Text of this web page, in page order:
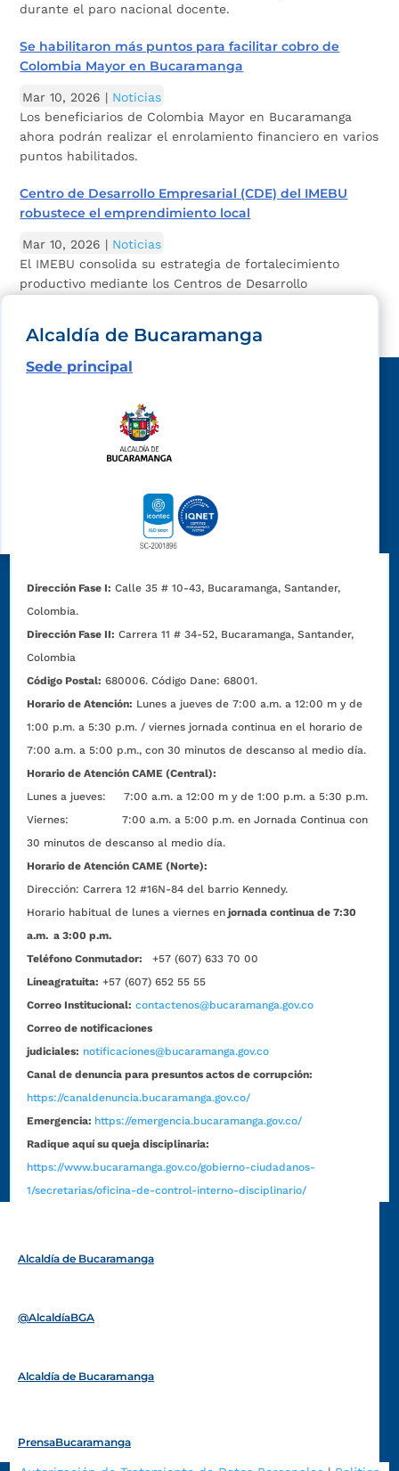
durante el paro nacional docente.
Se habilitaron más puntos para facilitar cobro de
Colombia Mayor en Bucaramanga
Mar 10, 2026 | Noticias
Los beneficiarios de Colombia Mayor en Bucaramanga
ahora podrán realizar el enrolamiento financiero en varios
puntos habilitados.
Centro de Desarrollo Empresarial (CDE) del IMEBU
robustece el emprendimiento local
Mar 10, 2026 | Noticias
El IMEBU consolida su estrategia de fortalecimiento
productivo mediante los Centros de Desarrollo
Alcaldía de Bucaramanga
Sede principal
Dirección Fase I: Calle 35 # 10-43, Bucaramanga, Santander,
Colombia.
Dirección Fase II: Carrera 11 # 34-52, Bucaramanga, Santander,
Colombia
Código Postal: 680006. Código Dane: 68001.
Horario de Atención: Lunes a jueves de 7:00 a.m. a 12:00 m y de
1:00 p.m. a 5:30 p.m. / viernes jornada continua en el horario de
7:00 a.m. a 5:00 p.m., con 30 minutos de descanso al medio día.
Horario de Atención CAME (Central):
Lunes a jueves: 7:00 a.m. a 12:00 m y de 1:00 p.m. a 5:30 p.m.
Viernes: 7:00 a.m. a 5:00 p.m. en Jornada Continua con
30 minutos de descanso al medio día.
Horario de Atención CAME (Norte):
Dirección:Carrera 12 #16N-84 del barrio Kennedy.
Horario habitual de lunes a viernes en jornada continua de 7:30
a.m. a 3:00 p.m.
Teléfono Conmutador:
+57 (607) 633 70 00
Líneagratuita: +57 (607) 652 55 55
Correo Institucional: contactenos@bucaramanga.gov.co
Correo de notificaciones
judiciales: notificaciones@bucaramanga.gov.co
Canal de denuncia para presuntos actos de corrupción:
https://canaldenuncia.bucaramanga.gov.co/
Emergencia: https://emergencia.bucaramanga.gov.co/
Radique aquí su queja disciplinaria:
https://www.bucaramanga.gov.co/gobierno-ciudadanos-
1/secretarias/oficina-de-control-interno-disciplinario/
Alcaldía de Bucaramanga
@AlcaldíaBGA
Alcaldía de Bucaramanga
PrensaBucaramanga